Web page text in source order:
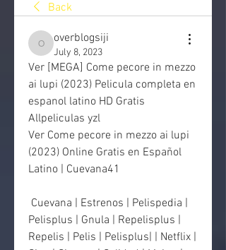
Back
overblogsiji
overblogsiji
July 8, 2023
Ver [MEGA] Come pecore in mezzo
ai lupi (2023) Pelicula completa en
espanol latino HD Gratis
Allpeliculas yzl
Ver Come pecore in mezzo ai lupi
(2023) Online Gratis en Español
Latino | Cuevana41
Pelisplus | Gnula | Repelisplus |
Repelis | Pelis | Pelisplus| | Netflix |